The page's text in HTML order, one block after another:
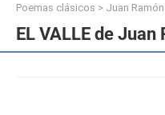
Poemas clásicos > Juan
EL VALLE de